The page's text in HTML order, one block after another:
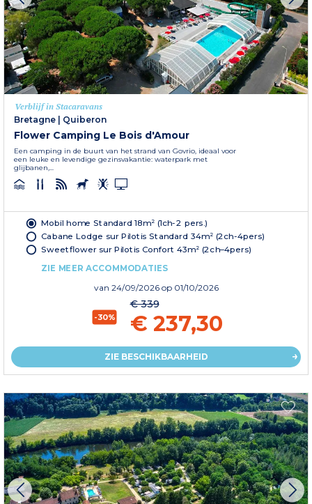
Verblijf in Stacaravans
Bretagne
Quiberon
Flower Camping Le Bois d'Amour
Een camping in de buurt van het strand van Govrio, ideaal voor
een leuke en levendige gezinsvakantie: waterpark met
glijbanen,...
Mobil home Standard 18m² (1ch-2 pers.)
Cabane Lodge sur Pilotis Standard 34m² (2ch-4pers)
Sweetflower sur Pilotis Confort 43m² (2ch–4pers)
ZIE MEER ACCOMMODATIES
van 24/09/2026 op 01/10/2026
-30%
€ 339
€ 237,30
ZIE BESCHIKBAARHEID